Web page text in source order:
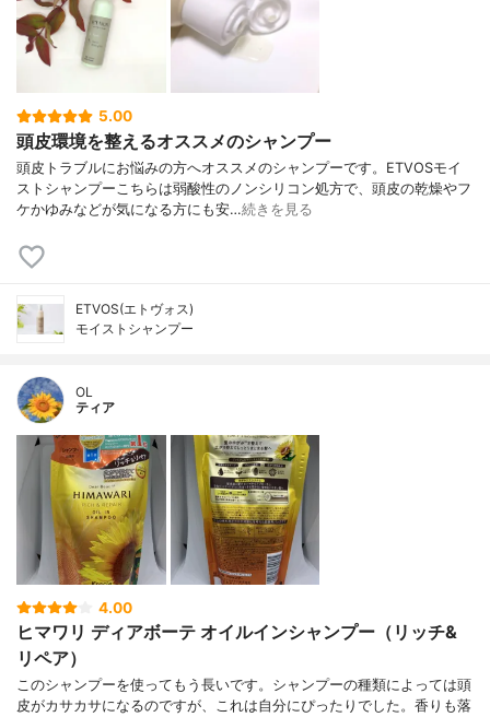
5.00
頭皮環境を整えるオススメのシャンプー
頭皮トラブルにお悩みの方へオススメのシャンプーです。ETVOSモイ
ストシャンプーこちらは弱酸性のノンシリコン処方で、頭皮の乾燥やフ
ケかゆみなどが気になる方にも安…続きを見る
ETVOS(エトヴォス)
モイストシャンプー
OL
ティア
4.00
ヒマワリ ディアボーテ オイルインシャンプー（リッチ&
リペア）
このシャンプーを使ってもう長いです。シャンプーの種類によっては頭
皮がカサカサになるのですが、これは自分にぴったりでした。香りも落